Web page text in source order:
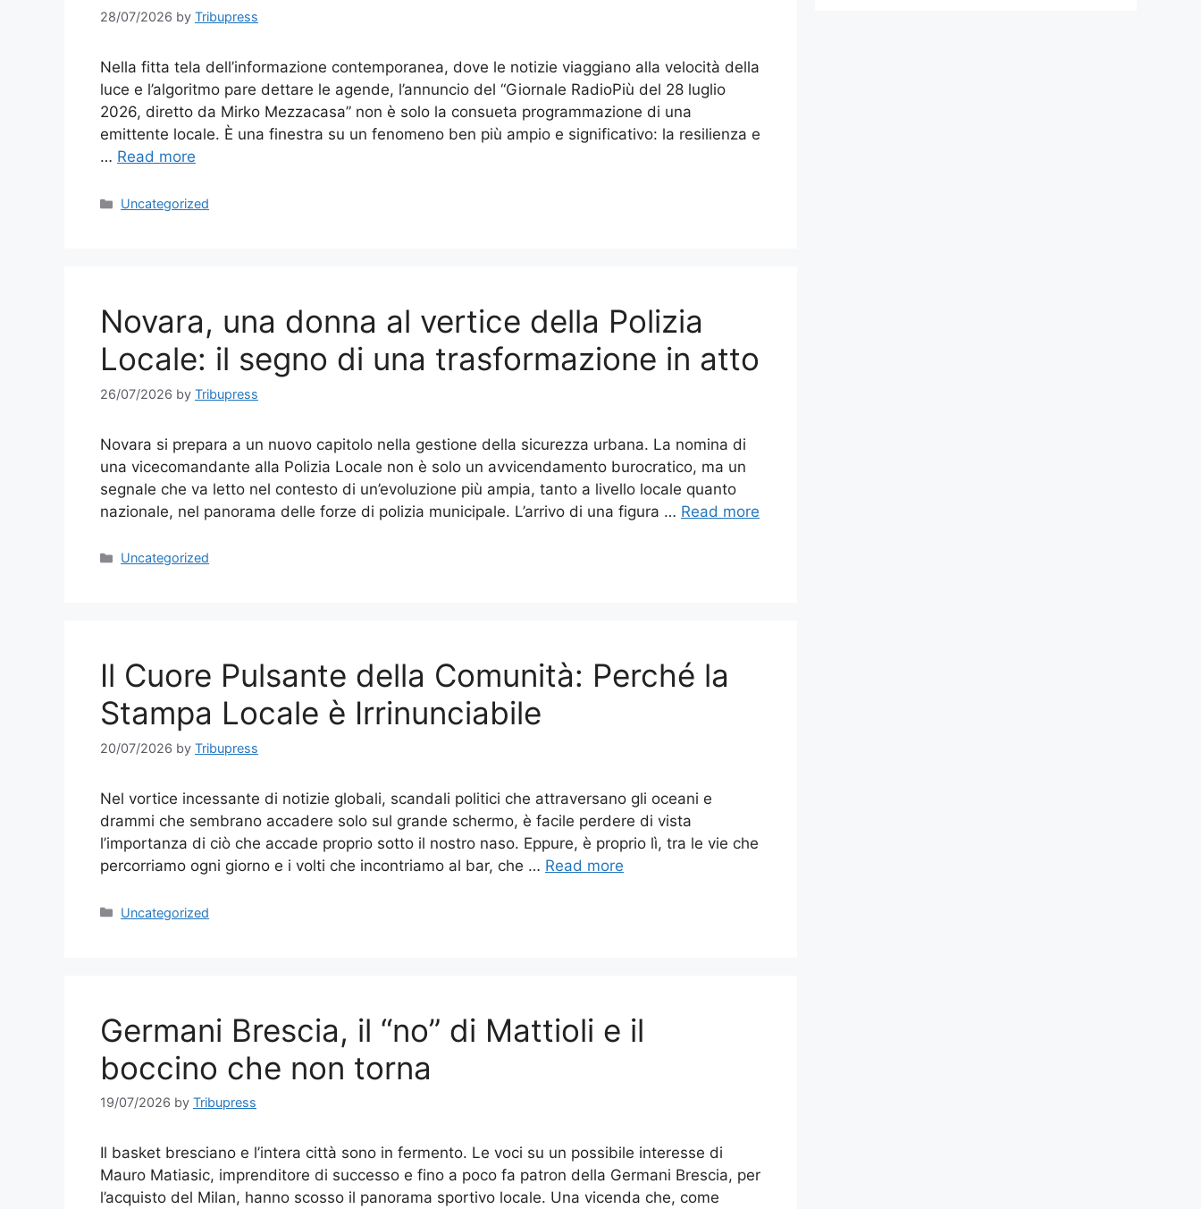
28/07/2026 by Tribupress
Nella fitta tela dell’informazione contemporanea, dove le notizie viaggiano alla velocità della
luce e l’algoritmo pare dettare le agende, l’annuncio del “Giornale RadioPiù del 28 luglio
2026, diretto da Mirko Mezzacasa” non è solo la consueta programmazione di una
emittente locale. È una finestra su un fenomeno ben più ampio e significativo: la resilienza e
… Read more
Categories
Uncategorized
Novara, una donna al vertice della Polizia
Locale: il segno di una trasformazione in atto
26/07/2026 by Tribupress
Novara si prepara a un nuovo capitolo nella gestione della sicurezza urbana. La nomina di
una vicecomandante alla Polizia Locale non è solo un avvicendamento burocratico, ma un
segnale che va letto nel contesto di un’evoluzione più ampia, tanto a livello locale quanto
nazionale, nel panorama delle forze di polizia municipale. L’arrivo di una figura … Read more
Categories
Uncategorized
Il Cuore Pulsante della Comunità: Perché la
Stampa Locale è Irrinunciabile
20/07/2026 by Tribupress
Nel vortice incessante di notizie globali, scandali politici che attraversano gli oceani e
drammi che sembrano accadere solo sul grande schermo, è facile perdere di vista
l’importanza di ciò che accade proprio sotto il nostro naso. Eppure, è proprio lì, tra le vie che
percorriamo ogni giorno e i volti che incontriamo al bar, che … Read more
Categories
Uncategorized
Germani Brescia, il “no” di Mattioli e il
boccino che non torna
19/07/2026 by Tribupress
Il basket bresciano e l’intera città sono in fermento. Le voci su un possibile interesse di
Mauro Matiasic, imprenditore di successo e fino a poco fa patron della Germani Brescia, per
l’acquisto del Milan, hanno scosso il panorama sportivo locale. Una vicenda che, come